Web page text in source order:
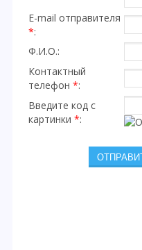
E-mail отправителя
*:
Ф.И.О.:
Контактный
телефон *:
Введите код с
картинки *: